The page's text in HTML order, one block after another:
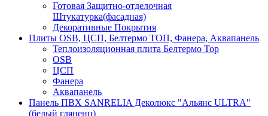
Готовая Защитно-отделочная
Штукатурка(фасадная)
Декоративные Покрытия
Плиты OSB, ЦСП, Белтермо ТОП, Фанера, Аквапанель
Теплоизоляционная плита Белтермо Top
OSB
ЦСП
Фанера
Аквапанель
Панель ПВХ SANRELIA Деколюкс "Альянс ULTRA"
(белый гляненц)